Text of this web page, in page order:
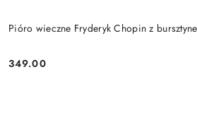
Pióro wieczne Fryderyk Chopin z
Cena:
349.00